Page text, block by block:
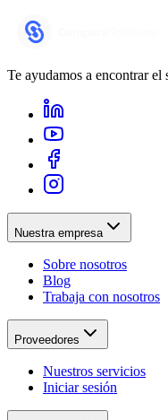
Te ayudamos a encontrar el
Nuestra empresa
Sobre nosotros
Blog
Trabaja con nosotros
Proveedores
Nuestros servicios
Iniciar sesión